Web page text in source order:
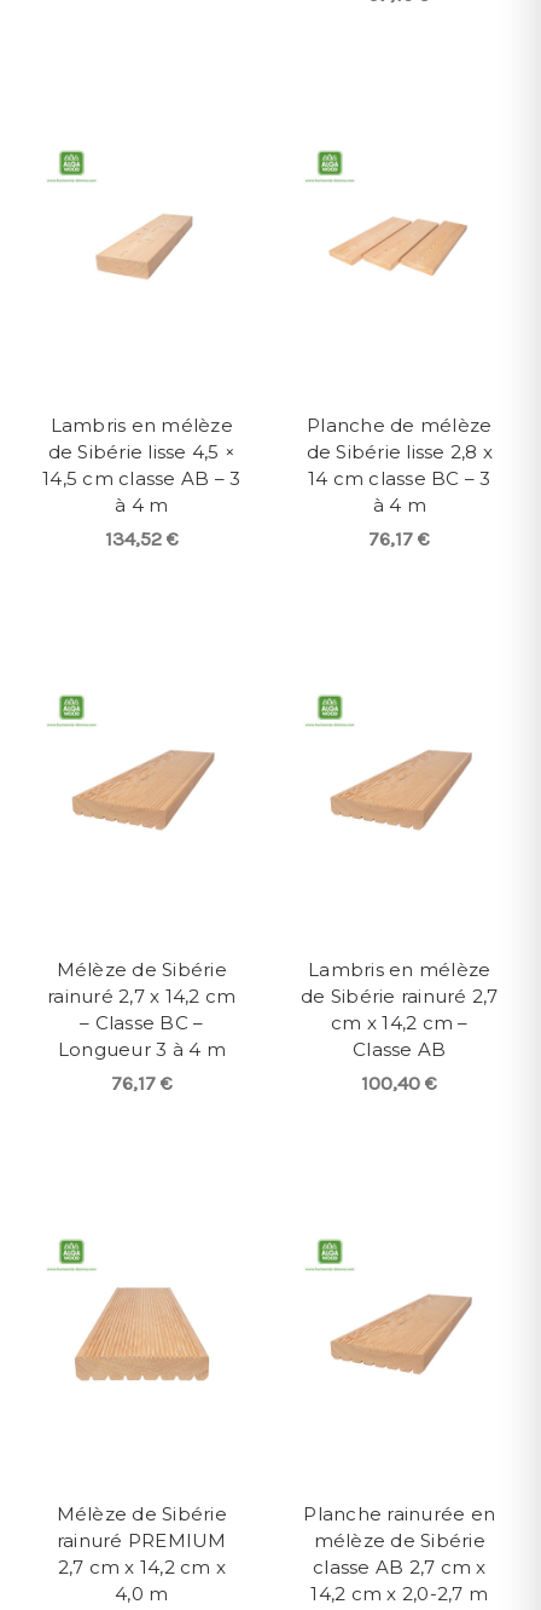
Lambris en mélèze
de Sibérie lisse 4,5 ×
14,5 cm classe AB – 3
à 4 m
134,52 €
Planche de mélèze
de Sibérie lisse 2,8 x
14 cm classe BC – 3
à 4 m
76,17 €
Mélèze de Sibérie
rainuré 2,7 x 14,2 cm
– Classe BC –
Longueur 3 à 4 m
76,17 €
Lambris en mélèze
de Sibérie rainuré 2,7
cm x 14,2 cm –
Classe AB
100,40 €
Mélèze de Sibérie
rainuré PREMIUM
2,7 cm x 14,2 cm x
4,0 m
Planche rainurée en
mélèze de Sibérie
classe AB 2,7 cm x
14,2 cm x 2,0-2,7 m